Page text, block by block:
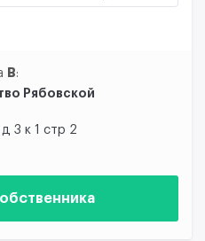
B:
Рябовской
3 к 1 стр 2